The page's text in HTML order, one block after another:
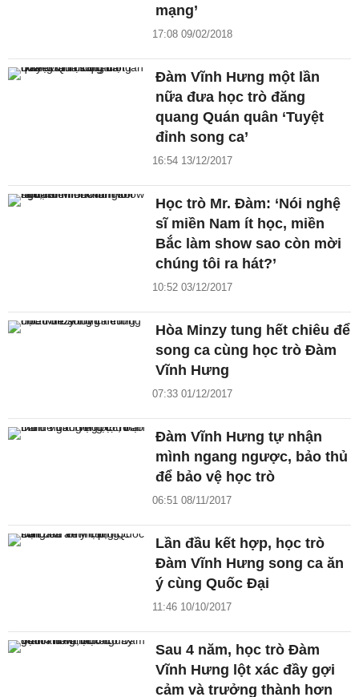
mạng’
17:08 09/02/2018
Đàm Vĩnh Hưng một lần
nữa đưa học trò đăng
quang Quán quân ‘Tuyệt
đỉnh song ca’
16:54 13/12/2017
Học trò Mr. Đàm: ‘Nói nghệ
sĩ miền Nam ít học, miền
Bắc làm show sao còn mời
chúng tôi ra hát?’
10:52 03/12/2017
Hòa Minzy tung hết chiêu để
song ca cùng học trò Đàm
Vĩnh Hưng
07:33 01/12/2017
Đàm Vĩnh Hưng tự nhận
mình ngang ngược, bảo thủ
để bảo vệ học trò
06:51 08/11/2017
Lần đầu kết hợp, học trò
Đàm Vĩnh Hưng song ca ăn
ý cùng Quốc Đại
11:46 10/10/2017
Sau 4 năm, học trò Đàm
Vĩnh Hưng lột xác đầy gợi
cảm và trưởng thành hơn